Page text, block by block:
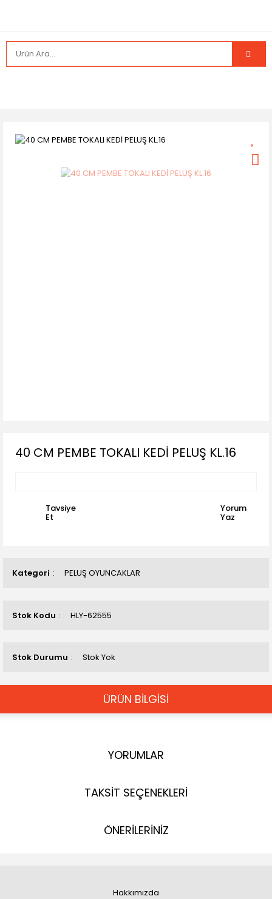
Kategori PELUŞ OYUNCAKLAR
Stok Kodu HLY-62555
Stok Durumu Stok Yok
40 CM PEMBE TOKALI KEDİ PELUŞ KL.16
Tavsiye
Et
Yorum
Yaz
ÜRÜN BİLGİSİ
YORUMLAR
TAKSİT SEÇENEKLERİ
ÖNERİLERİNİZ
Hakkımızda